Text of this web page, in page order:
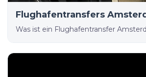
Flughafentransfers
Was ist ein Flughafentransfer